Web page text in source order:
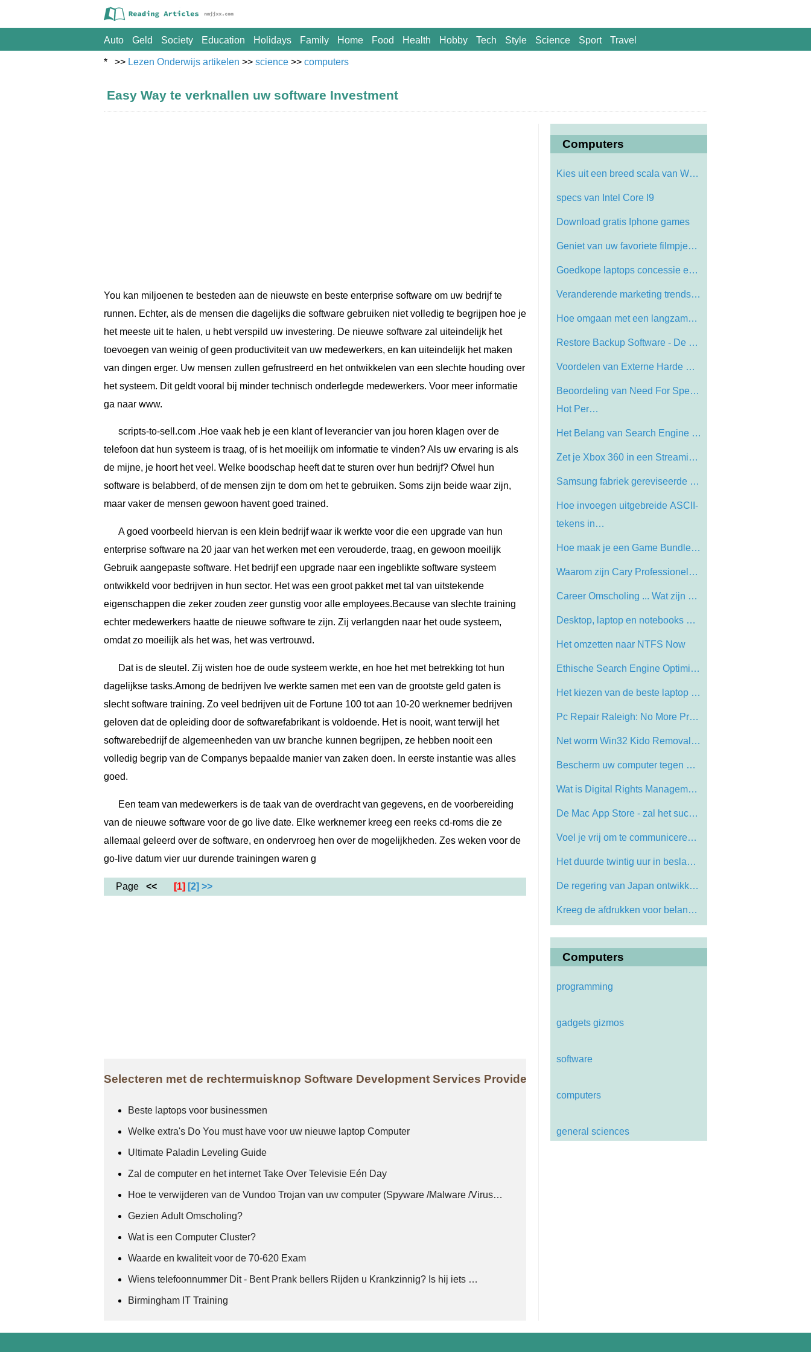
Auto Geld Society Education Holidays Family Home Food Health Hobby Tech Style Science Sport Travel
* >> Lezen Onderwijs artikelen >> science >> computers
Easy Way te verknallen uw software Investment
You kan miljoenen te besteden aan de nieuwste en beste enterprise software om uw bedrijf te
runnen. Echter, als de mensen die dagelijks die software gebruiken niet volledig te begrijpen hoe je
het meeste uit te halen, u hebt verspild uw investering. De nieuwe software zal uiteindelijk het
toevoegen van weinig of geen productiviteit van uw medewerkers, en kan uiteindelijk het maken
van dingen erger. Uw mensen zullen gefrustreerd en het ontwikkelen van een slechte houding over
het systeem. Dit geldt vooral bij minder technisch onderlegde medewerkers. Voor meer informatie
ga naar www.
scripts-to-sell.com .Hoe vaak heb je een klant of leverancier van jou horen klagen over de
telefoon dat hun systeem is traag, of is het moeilijk om informatie te vinden? Als uw ervaring is als
de mijne, je hoort het veel. Welke boodschap heeft dat te sturen over hun bedrijf? Ofwel hun
software is belabberd, of de mensen zijn te dom om het te gebruiken. Soms zijn beide waar zijn,
maar vaker de mensen gewoon havent goed trained.
A goed voorbeeld hiervan is een klein bedrijf waar ik werkte voor die een upgrade van hun
enterprise software na 20 jaar van het werken met een verouderde, traag, en gewoon moeilijk
Gebruik aangepaste software. Het bedrijf een upgrade naar een ingeblikte software systeem
ontwikkeld voor bedrijven in hun sector. Het was een groot pakket met tal van uitstekende
eigenschappen die zeker zouden zeer gunstig voor alle employees.Because van slechte training
echter medewerkers haatte de nieuwe software te zijn. Zij verlangden naar het oude systeem,
omdat zo moeilijk als het was, het was vertrouwd.
Dat is de sleutel. Zij wisten hoe de oude systeem werkte, en hoe het met betrekking tot hun
dagelijkse tasks.Among de bedrijven Ive werkte samen met een van de grootste geld gaten is
slecht software training. Zo veel bedrijven uit de Fortune 100 tot aan 10-20 werknemer bedrijven
geloven dat de opleiding door de softwarefabrikant is voldoende. Het is nooit, want terwijl het
softwarebedrijf de algemeenheden van uw branche kunnen begrijpen, ze hebben nooit een
volledig begrip van de Companys bepaalde manier van zaken doen. In eerste instantie was alles
goed.
Een team van medewerkers is de taak van de overdracht van gegevens, en de voorbereiding
van de nieuwe software voor de go live date. Elke werknemer kreeg een reeks cd-roms die ze
allemaal geleerd over de software, en ondervroeg hen over de mogelijkheden. Zes weken voor de
go-live datum vier uur durende trainingen waren g
Page << [1] [2] >>
Selecteren met de rechtermuisknop Software Development Services Provider
Beste laptops voor businessmen
Welke extra's Do You must have voor uw nieuwe laptop Computer
Ultimate Paladin Leveling Guide
Zal de computer en het internet Take Over Televisie Eén Day
Hoe te verwijderen van de Vundoo Trojan van uw computer (Spyware /Malware /Virus…
Gezien Adult Omscholing?
Wat is een Computer Cluster?
Waarde en kwaliteit voor de 70-620 Exam
Wiens telefoonnummer Dit - Bent Prank bellers Rijden u Krankzinnig? Is hij iets …
Birmingham IT Training
Computers
Kies uit een breed scala van Web Hosting…
specs van Intel Core I9
Download gratis Iphone games
Geniet van uw favoriete filmpjes Apple T…
Goedkope laptops concessie en Markdown O…
Veranderende marketing trends in de VS m…
Hoe omgaan met een langzame Computer
Restore Backup Software - De belangrijks…
Voordelen van Externe Harde Drives
Beoordeling van Need For Speed ​​
Hot Per…
Het Belang van Search Engine Marketing i…
Zet je Xbox 360 in een Streaming Netflix…
Samsung fabriek gereviseerde Laptop /Int…
Hoe invoegen uitgebreide ASCII-
tekens in…
Hoe maak je een Game Bundle Goedkoop kri…
Waarom zijn Cary Professionele Cary Comp…
Career Omscholing ... Wat zijn de mogeli…
Desktop, laptop en notebooks Computers
Het omzetten naar NTFS Now
Ethische Search Engine Optimization Tech…
Het kiezen van de beste laptop Computer
Pc Repair Raleigh: No More Probleem Ahea…
Net worm Win32 Kido Removal - Instructio…
Bescherm uw computer tegen Virus
Wat is Digital Rights Management (DRM)?
De Mac App Store - zal het succesvolle
Voel je vrij om te communiceren met grat…
Het duurde twintig uur in beslag en dat …
De regering van Japan ontwikkelt Compute…
Kreeg de afdrukken voor belangrijke opdr…
Computers
programming
gadgets gizmos
software
computers
general sciences